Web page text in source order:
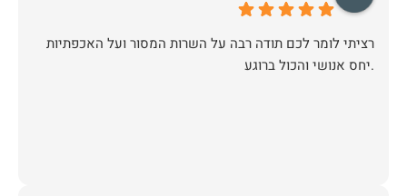
רציתי לומר לכם תודה רבה על השרות המסור ועל האכפתיות
.יחס אנושי והכול ברוגע